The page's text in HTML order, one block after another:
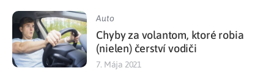
Auto
Chyby za volantom, ktoré robia
(nielen) čerství vodiči
7. Mája 2021